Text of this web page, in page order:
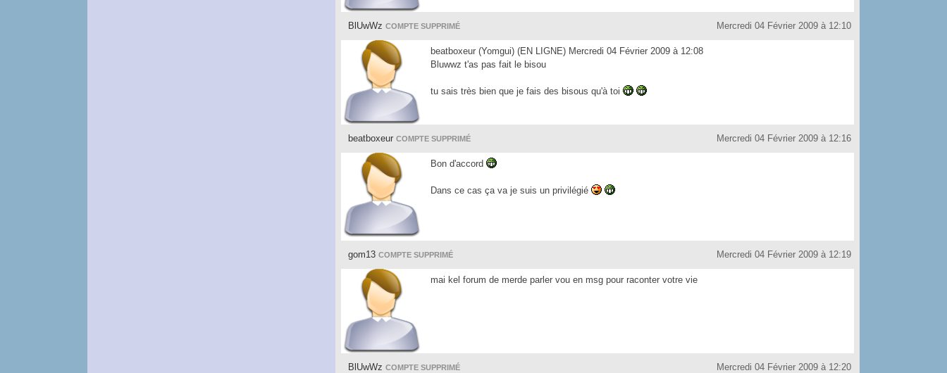
BlUwWz COMPTE SUPPRIMÉ Mercredi 04 Février 2009 à 12:10
beatboxeur (Yomgui) (EN LIGNE) Mercredi 04 Février 2009 à 12:08
Bluwwz t'as pas fait le bisou
tu sais très bien que je fais des bisous qu'à toi
beatboxeur COMPTE SUPPRIMÉ Mercredi 04 Février 2009 à 12:16
Bon d'accord
Dans ce cas ça va je suis un privilégié
gom13 COMPTE SUPPRIMÉ Mercredi 04 Février 2009 à 12:19
mai kel forum de merde parler vou en msg pour raconter votre vie
BlUwWz COMPTE SUPPRIMÉ Mercredi 04 Février 2009 à 12:20